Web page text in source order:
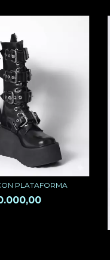
PLATAFORMA